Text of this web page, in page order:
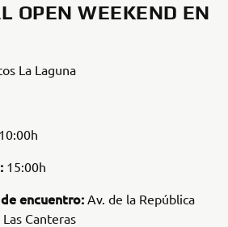
OPEN WEEKEND EN
La Laguna
10:00h
15:00h
encuentro: Av. de la República
Canteras